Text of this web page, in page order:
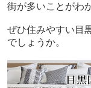
街が多いことがわ
ぜひ住みやすい目
でしょうか。